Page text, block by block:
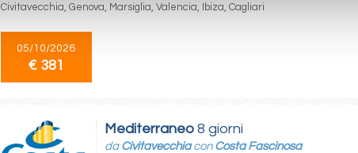
Civitavecchia, Genova, Marsiglia, Valencia, Ibiza, Cagliari
05/10/2026
€ 381
Mediterraneo 8 giorni
da Civitavecchiacon Costa Fascinosa